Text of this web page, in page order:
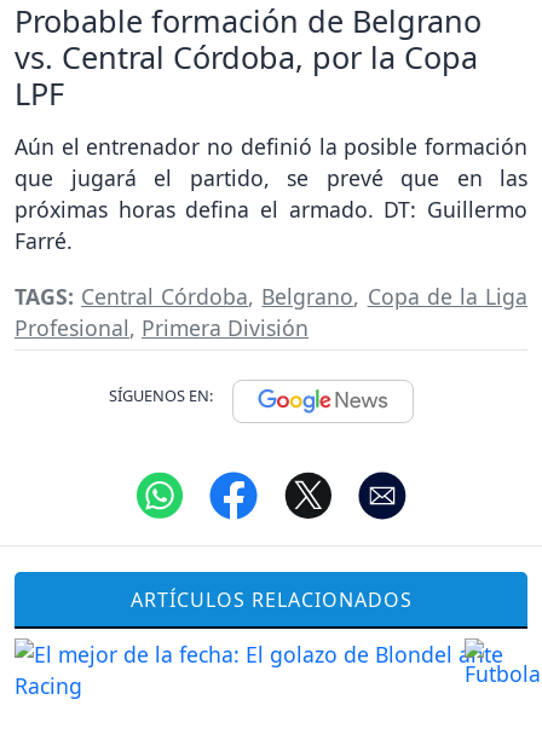
Probable formación de Belgrano
vs. Central Córdoba, por la Copa
LPF
Aún el entrenador no definió la posible formación
que jugará el partido, se prevé que en las
próximas horas defina el armado. DT: Guillermo
Farré.
TAGS: Central Córdoba, Belgrano, Copa de la Liga
Profesional, Primera División
SÍGUENOS EN:
ARTÍCULOS RELACIONADOS